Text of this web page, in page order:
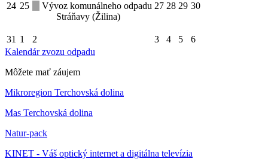
24 25
Vývoz komunálneho odpadu
Stráňavy (Žilina)
27 28 29 30
31 1 2 3 4 5
6
Kalendár zvozu odpadu
Môžete mať záujem
Mikroregion Terchovská dolina
Mas Terchovská dolina
Natur-pack
KINET - Váš optický internet a digitálna televízia